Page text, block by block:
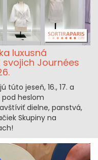
luxusná
Journées
túto jeseň, 16., 17. a
pod heslom
dielne, panstvá,
Skupiny na